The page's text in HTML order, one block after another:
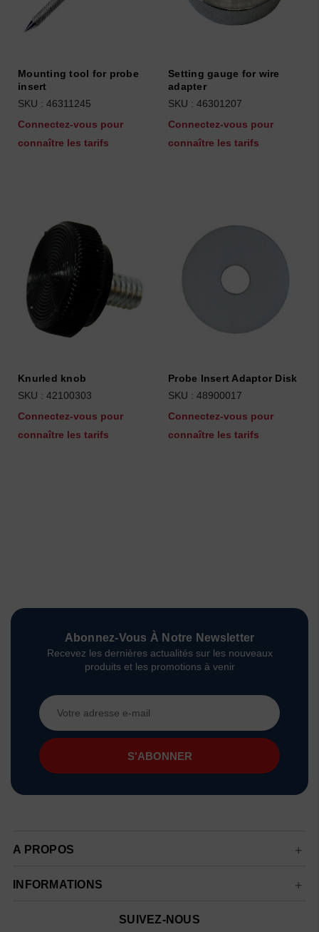
Mounting tool for probe
insert
SKU : 46311245
Connectez-vous pour
connaître les tarifs
Setting gauge for wire
adapter
SKU : 46301207
Connectez-vous pour
connaître les tarifs
Knurled knob
SKU : 42100303
Connectez-vous pour
connaître les tarifs
Probe Insert Adaptor Disk
SKU : 48900017
Connectez-vous pour
connaître les tarifs
Abonnez-Vous À Notre Newsletter
Recevez les dernières actualités sur les nouveaux
produits et les promotions à venir
Adresse
e-
mail
A PROPOS
INFORMATIONS
SUIVEZ-NOUS